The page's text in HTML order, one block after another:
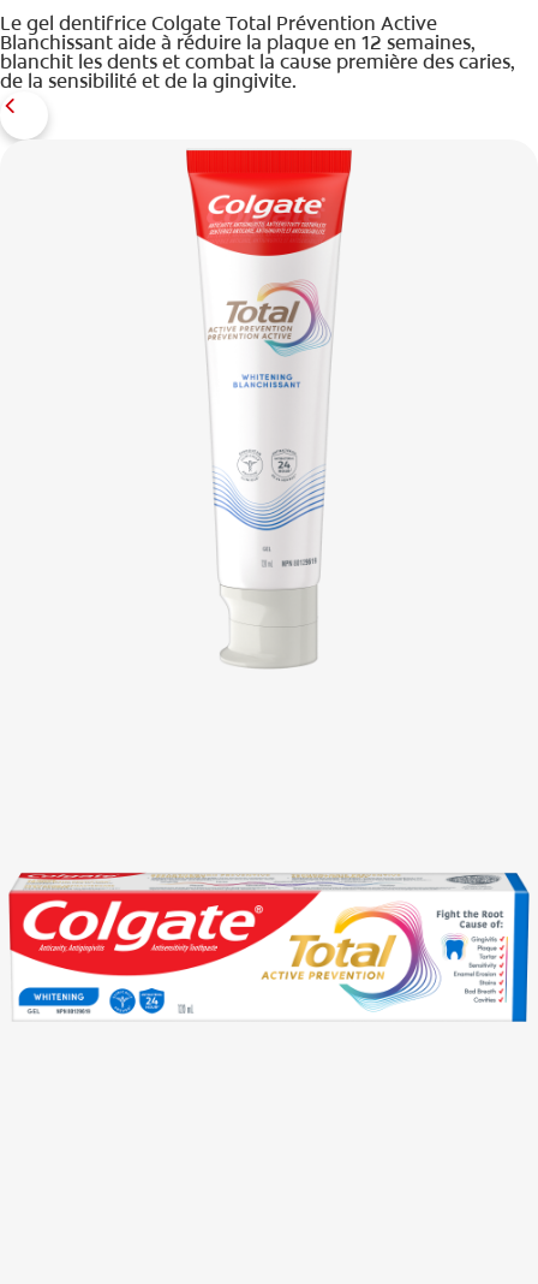
Le gel dentifrice Colgate Total Prévention Active
Blanchissant aide à réduire la plaque en 12 semaines,
blanchit les dents et combat la cause première des caries,
de la sensibilité et de la gingivite.